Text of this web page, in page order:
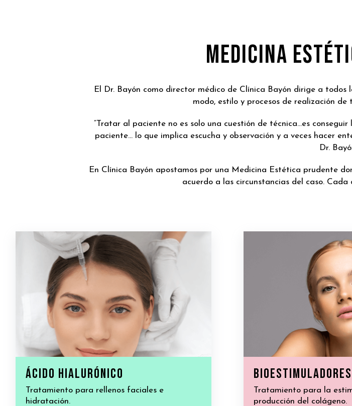
MEDICINA
El Dr. Bayón como director médico de Clínica Bayón dirige a
modo, estilo y procesos de realización
“Tratar al paciente no es solo una cuestión de técnica…es
paciente… lo que implica escucha y observación y a veces hacer
Dr.
En Clínica Bayón apostamos por una Medicina Estética prudente
acuerdo a las circunstancias del caso.
Ácido hialurónico
Tratamiento para rellenos faciales e
hidratación.
bioestimuladores
Tratamiento para la
producción del colágeno.